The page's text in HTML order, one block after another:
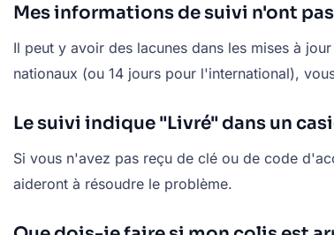
Mes informations de suivi n'ont
Il peut y avoir des lacunes dans les mises à
nationaux (ou 14 jours pour l'international),
Le suivi indique "Livré" dans un
Si vous n'avez pas reçu de clé ou de code
aideront à résoudre le problème.